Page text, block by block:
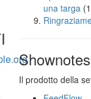
una targa
Shownotes
Il prodotto della